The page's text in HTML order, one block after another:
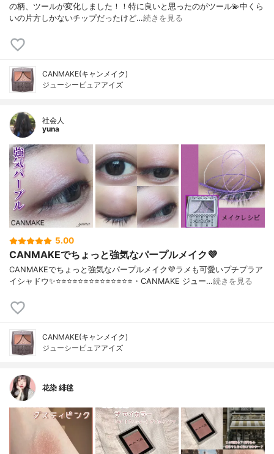
の柄、ツールが変化しました！！特に良いと思ったのがツール💫中くら
いの片方しかないチップだったけど…続きを見る
CANMAKE(キャンメイク)
ジューシーピュアアイズ
社会人
yuna
5.00
CANMAKEでちょっと強気なパープルメイク💜
CANMAKEでちょっと強気なパープルメイク💜ラメも可愛いプチプラア
イシャドウ✨⭐️⭐️⭐️⭐️⭐️⭐️⭐️⭐️⭐️⭐️⭐️⭐️⭐️⭐️・CANMAKE ジュー…続きを見る
CANMAKE(キャンメイク)
ジューシーピュアアイズ
花染 緋毬